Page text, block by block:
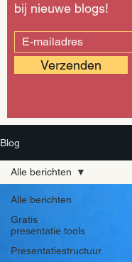
bij nieuwe blogs!
Verzenden
Blog
Alle berichten
Gratis
presentatie tools
Presentatiestructuur
Alle berichten